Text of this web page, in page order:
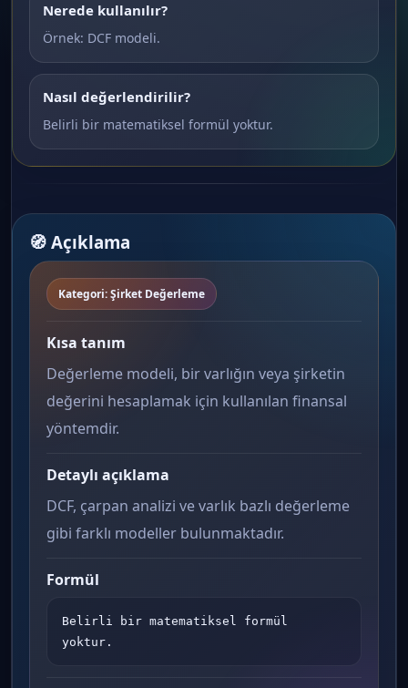
Nerede kullanılır?
Örnek: DCF modeli.
Nasıl değerlendirilir?
Belirli bir matematiksel formül yoktur.
🧭 Açıklama
Kategori: Şirket Değerleme
Kısa tanım
Değerleme modeli, bir varlığın veya şirketin
değerini hesaplamak için kullanılan finansal
yöntemdir.
Detaylı açıklama
DCF, çarpan analizi ve varlık bazlı değerleme
gibi farklı modeller bulunmaktadır.
Formül
Belirli bir matematiksel formül
yoktur.